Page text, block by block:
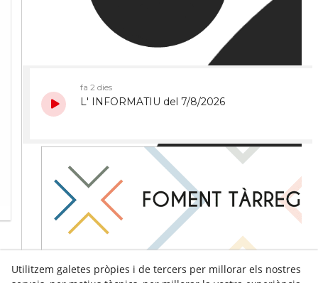
Utilitzem galetes pròpies i de tercers per millorar els nostres